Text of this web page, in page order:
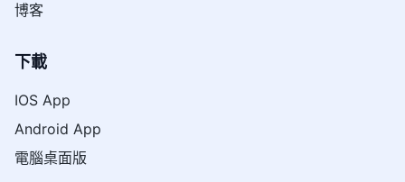
博客
下載
IOS App
Android App
電腦桌面版